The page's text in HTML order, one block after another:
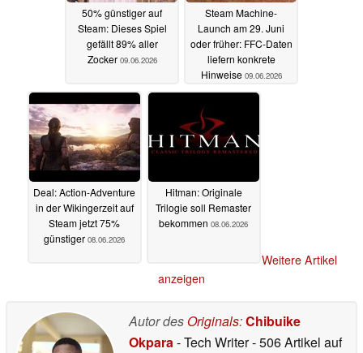
50% günstiger auf
Steam: Dieses Spiel
gefällt 89% aller
Zocker 09.06.2026
Steam Machine-
Launch am 29. Juni
oder früher: FFC-Daten
liefern konkrete
Hinweise 09.06.2026
Deal: Action-Adventure
in der Wikingerzeit auf
Steam jetzt 75%
günstiger 08.06.2026
Hitman: Originale
Trilogie soll Remaster
bekommen 08.06.2026
Weitere Artikel
anzeigen
Autor des Originals:Chibuike
Okpara- Tech Writer- 506 Artikel auf